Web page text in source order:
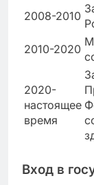
2008-2010
2010-2020
2020-
настоящее
время
Вход в